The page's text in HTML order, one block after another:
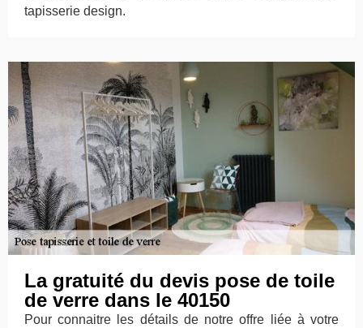
tapisserie design.
La gratuité du devis pose de toile
de verre dans le 40150
Pour connaitre les détails de notre offre liée à votre